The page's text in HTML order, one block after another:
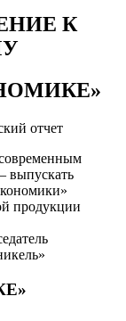
К
отчет
выпускать
продукции